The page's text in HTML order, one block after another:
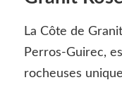
La Côte de
Perros-Guirec,
rocheuses